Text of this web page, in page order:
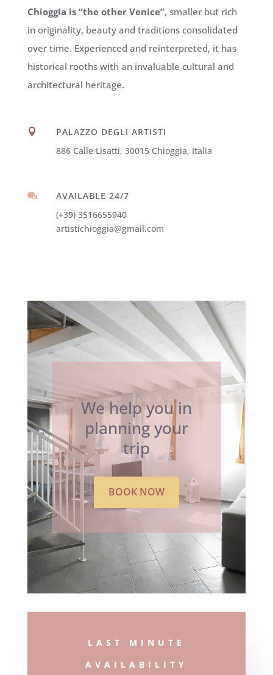
Chioggia is “the other Venice”, smaller but rich
in originality, beauty and traditions consolidated
over time. Experienced and reinterpreted, it has
historical rooths with an invaluable cultural and
architectural heritage.

PALAZZO DEGLI ARTISTI
886 Calle Lisatti, 30015 Chioggia, Italia

AVAILABLE 24/7
(+39) 3516655940
artistichioggia@gmail.com
We help you in
planning your
trip
BOOK NOW
LAST MINUTE
AVAILABILITY